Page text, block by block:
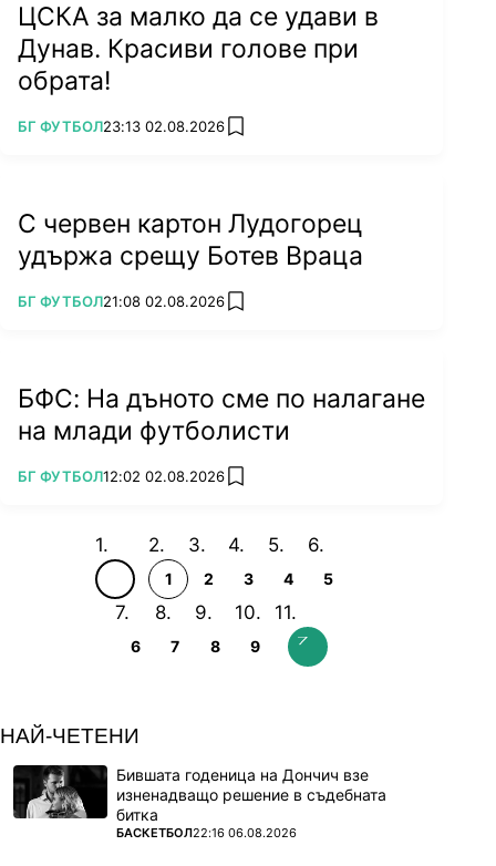
ЦСКА за малко да се удави в
Дунав. Красиви голове при
обрата!
ПОВЕЧЕ ОТ
БГ ФУТБОЛ23:13 02.08.2026 add favorites
С червен картон Лудогорец
удържа срещу Ботев Враца
ПОВЕЧЕ ОТ
БГ ФУТБОЛ21:08 02.08.2026 add favorites
БФС: На дъното сме по налагане
на млади футболисти
ПОВЕЧЕ ОТ
БГ ФУТБОЛ12:02 02.08.2026 add favorites
1 2 3 4 5
6 7 8 9
НАЙ-ЧЕТЕНИ
Бившата годеница на Дончич взе
изненадващо решение в съдебната
битка
ПОВЕЧЕ ОТ
БАСКЕТБОЛ22:16 06.08.2026